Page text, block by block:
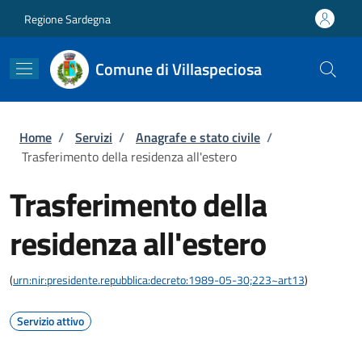
Regione Sardegna
Comune di Villaspeciosa
Briciole di pane
Home / Servizi / Anagrafe e stato civile /
Trasferimento della residenza all'estero
Trasferimento della
residenza all'estero
(urn:nir:presidente.repubblica:decreto:1989-05-30;223~art13)
Servizio attivo